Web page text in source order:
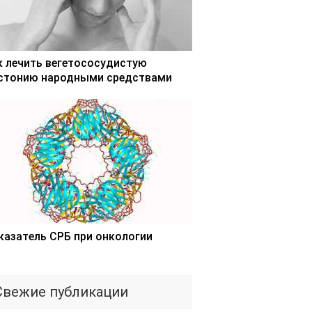
лечить вегетососудистую
народными средствами
СРБ при онкологии
публикации